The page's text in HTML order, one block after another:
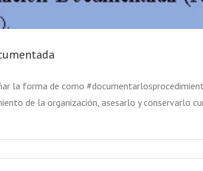
la forma de como
de la organización, asesarlo y conservarlo